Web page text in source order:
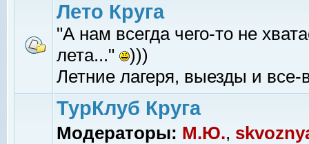
Лето Круга
"А нам всегда чего-то не
лета..."
)))
Летние лагеря, выезды и все-
ТурКлуб Круга
Модераторы: М.Ю.,